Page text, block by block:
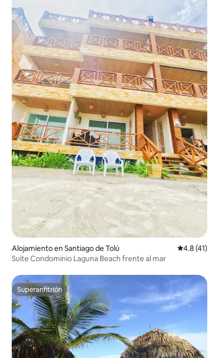
Alojamiento en Santiago de Tolú Calificación
4.8 (41)
Suite Condominio Laguna Beach frente al mar
Superanfitrión
Superanfitrión